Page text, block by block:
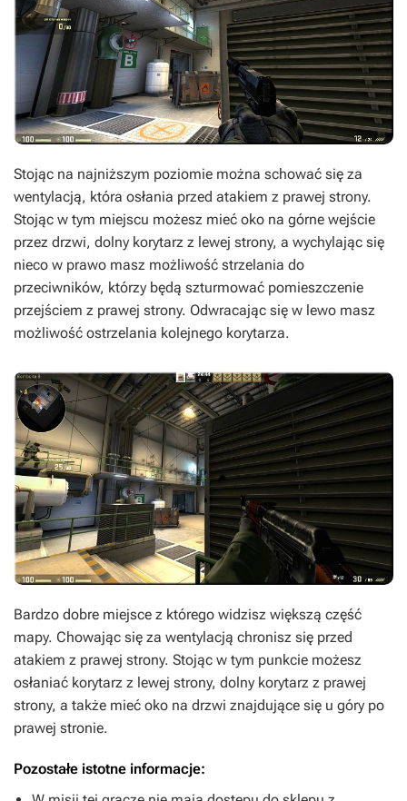
Stojąc na najniższym poziomie można schować się za
wentylacją, która osłania przed atakiem z prawej strony.
Stojąc w tym miejscu możesz mieć oko na górne wejście
przez drzwi, dolny korytarz z lewej strony, a wychylając się
nieco w prawo masz możliwość strzelania do
przeciwników, którzy będą szturmować pomieszczenie
przejściem z prawej strony. Odwracając się w lewo masz
możliwość ostrzelania kolejnego korytarza.
Bardzo dobre miejsce z którego widzisz większą część
mapy. Chowając się za wentylacją chronisz się przed
atakiem z prawej strony. Stojąc w tym punkcie możesz
osłaniać korytarz z lewej strony, dolny korytarz z prawej
strony, a także mieć oko na drzwi znajdujące się u góry po
prawej stronie.
Pozostałe istotne informacje: